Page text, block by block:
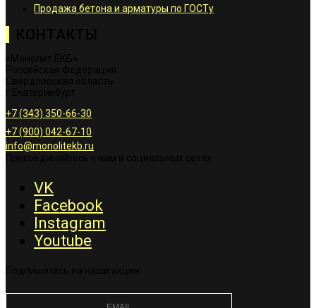
Продажа бетона и арматуры по ГОСТу
+7 (343) 350-66-30
+7 (900) 042-67-10
info@monolitekb.ru
VK
Facebook
Instagram
Youtube